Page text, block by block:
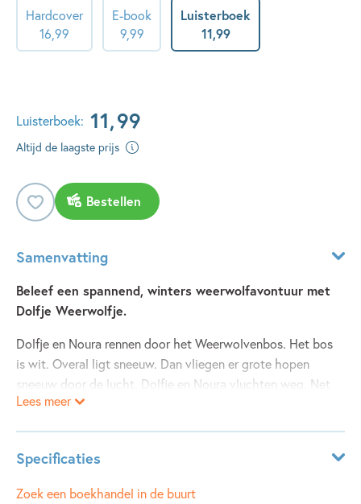
Hardcover
16,99
E-book
9,99
Luisterboek
11,99
Luisterboek: 11,99
Altijd de laagste prijs
Bestellen
Samenvatting
Beleef een spannend, winters weerwolfavontuur met
Dolfje Weerwolfje.
Dolfje en Noura rennen door het Weerwolvenbos. Het bos
is wit. Overal ligt sneeuw. Dan vliegen er grote hopen
sneeuw door de lucht. Dolfje en Noura vluchten weg. Net
op tijd bereiken ze het huisje van Opa weerwolf. Daar
Knuppel, de weerwolfjager. Maar wie gooit toch die
geheimzinnige sneeuwhopen? En wat ritselt daar in de
Lees meer
Specificaties
Leeftijdsindicatie: 8 - 10 jaar
Zoek een boekhandel in de buurt